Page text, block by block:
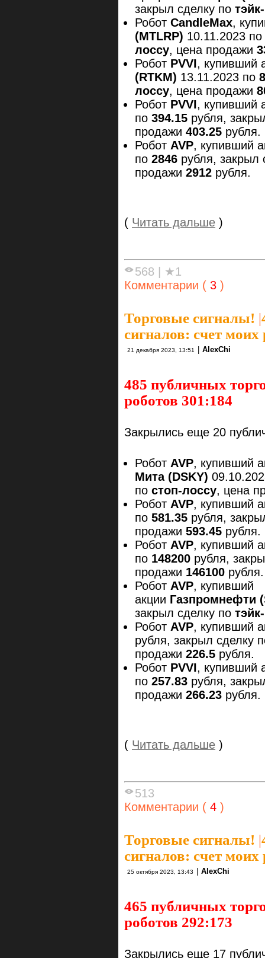
закрыл сделку по
Робот CandleMax,
(MTLRP) 10.11.2023 по
лоссу, цена продажи
Робот PVVI, купивший
(RTKM) 13.11.2023 по
лоссу, цена продажи
Робот PVVI, купивший
по 394.15 рубля,
продажи 403.25 рубля.
Робот AVP, купивший
по 2846 рубля, закрыл
продажи 2912 рубля.
( Читать дальше )
568
★1
Комментарии ( 3 )
Торговые сигналы! |
сигналов: счет моих
21 декабря 2023, 13:51 AlexChi
485 публичных
роботов 301:184
Закрылись еще 20
Робот AVP, купивший
Мита (DSKY)
по стоп-лоссу, цена
Робот AVP, купивший
по 581.35 рубля,
продажи 593.45 рубля.
Робот AVP, купивший
по 148200 рубля,
продажи 146100 рубля.
Робот AVP, купивший
акции Газпромнефти (
закрыл сделку по
Робот AVP, купивший
рубля, закрыл сделку
продажи 226.5 рубля.
Робот PVVI, купивший
по 257.83 рубля,
продажи 266.23 рубля.
( Читать дальше )
513
Комментарии ( 4 )
Торговые сигналы! |
сигналов: счет моих
25 октября 2023, 13:43 AlexChi
465 публичных
роботов 292:173
Закрылись еще 17